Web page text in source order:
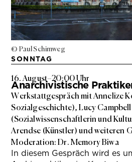
© Paul Schimweg
SONNTAG
16. August–20:00 Uhr
Anarchivistische
Werkstattgespräch mit Annelize
Sozialgeschichte), Lucy Campbell
(Sozialwissenschaftlerin und
Arendse (Künstler) und weiteren
Moderation: Dr. Memory Biwa
In diesem Gespräch wird es